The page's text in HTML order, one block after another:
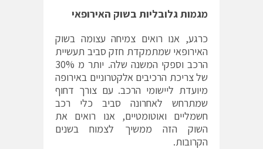
מגמות גלובליות בשוק האירופאי
כרגע, אנו רואים צמיחה עצומה בשוק
האירופאי שמתמקדת חזק סביב תעשיית
הרכב וספקי המשנה שלה. יותר מ 30%
של צריכת הרכיבים אלקטרוניים באירופה
מיועדת ליישומי הרכב. עם צורך דחוף
שמתרחש לאחרונה סביב כלי רכב
חשמליים ואוטומטיים, אנו רואים את
השוק הזה ממשיך לצמוח בשנים
הקרובות.